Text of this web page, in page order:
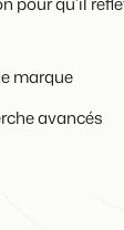
marque
avancés